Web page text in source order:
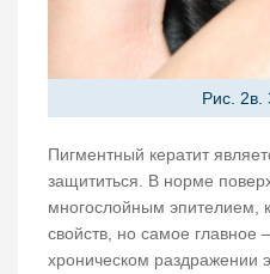
Рис. 2в.
Пигментный кератит
защититься. В норме
многослойным эпителием,
свойств, но самое главное
хроническом раздражении